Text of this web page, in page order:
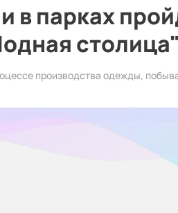
в парках
столица"
производства одежды,